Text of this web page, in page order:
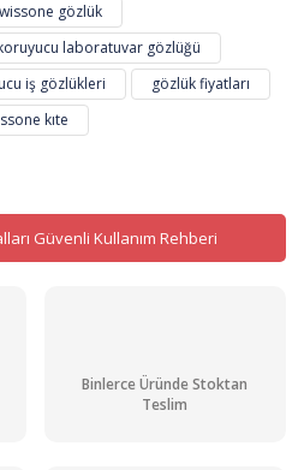
gözlük
laboratuvar gözlüğü
iş gözlükleri
gözlük fiyatları
kıte
Güvenli Kullanım Rehberi
Binlerce Üründe Stoktan
Teslim